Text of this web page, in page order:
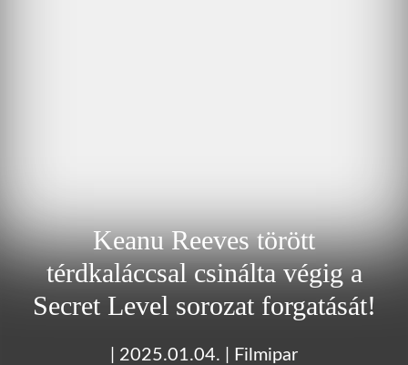
Keanu Reeves törött
térdkaláccsal csinálta végig a
Secret Level sorozat forgatását!
2025.01.04. Filmipar